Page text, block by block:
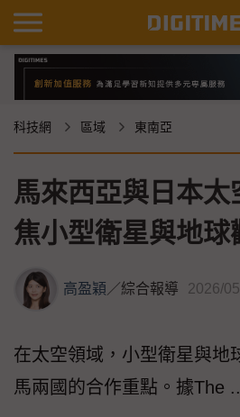
科技網 區域 東南亞
馬來西亞與日本
焦小型衛星與地球
高盈穎／綜合報導 2026/
在太空領域，小型衛星與地
馬兩國的合作重點。據The